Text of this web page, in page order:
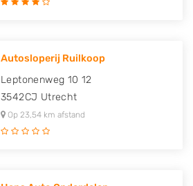
Autosloperij Ruilkoop
Leptonenweg 10 12
3542CJ Utrecht
Op 23,54 km afstand